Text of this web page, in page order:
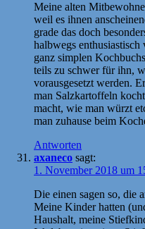
Meine alten
weil es ihnen
grade das doch
halbwegs
ganz simplen
teils zu schwer für ihn,
vorausgesetzt werden.
man Salzkartoffeln
macht, wie man würzt
man zuhause beim
Antworten
axaneco sagt:
1. November 2018 um
Die einen sagen so, die
Meine Kinder hatten
Haushalt, meine